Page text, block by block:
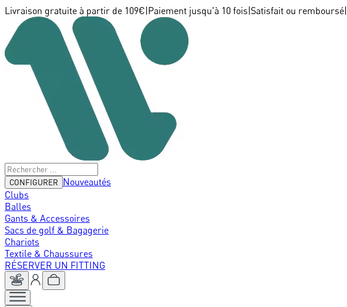
Livraison gratuite à partir de 109€ Paiement jusqu'à 10 fois Satisfait ou remboursé
CONFIGURER
Nouveautés
Clubs
Balles
Gants & Accessoires
Sacs de golf & Bagagerie
Chariots
Textile & Chaussures
RÉSERVER UN FITTING